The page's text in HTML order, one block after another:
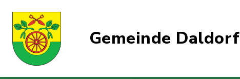
Gemeinde Daldorf